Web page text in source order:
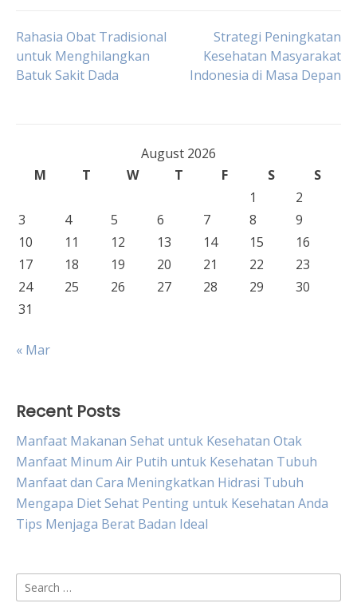
Post
navigation
Rahasia Obat Tradisional
untuk Menghilangkan
Batuk Sakit Dada
Strategi Peningkatan
Kesehatan Masyarakat
Indonesia di Masa Depan
August 2026
M
T W T F S
S
1
2
3
4 5 6 7 8
9
10
11 12 13 14 15
16
17
18 19 20 21 22
23
24
25 26 27 28 29
30
31
« Mar
Recent Posts
Manfaat Makanan Sehat untuk Kesehatan Otak
Manfaat Minum Air Putih untuk Kesehatan Tubuh
Manfaat dan Cara Meningkatkan Hidrasi Tubuh
Mengapa Diet Sehat Penting untuk Kesehatan Anda
Tips Menjaga Berat Badan Ideal
Search
for: